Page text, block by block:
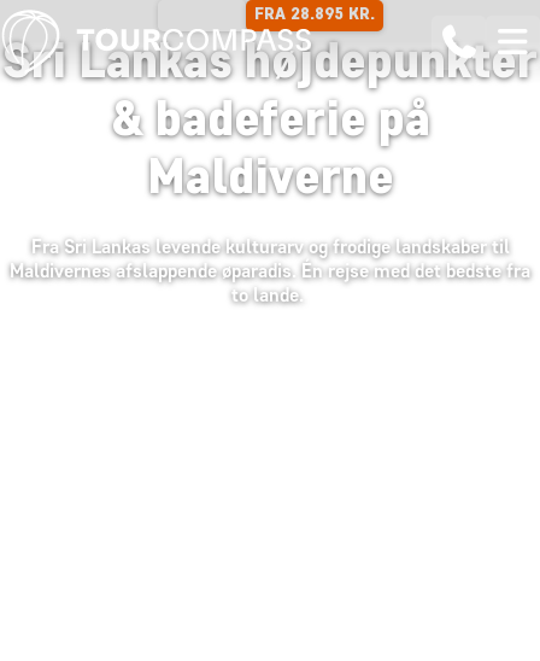
FRA 28.895 KR.
Sri Lankas højdepunkter
& badeferie på
Maldiverne
Fra Sri Lankas levende kulturarv og frodige landskaber til
Maldivernes afslappende øparadis. Én rejse med det bedste fra
to lande.